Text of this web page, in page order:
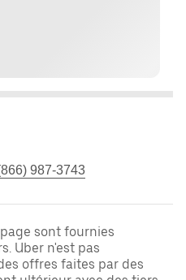
987-3743
sont fournies
Uber n'est pas
offres faites par des